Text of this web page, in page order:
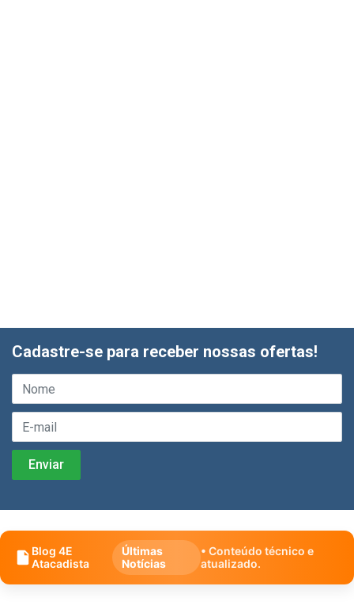
Cadastre-se para receber nossas ofertas!
Blog 4E
Atacadista
Últimas
Notícias
• Conteúdo técnico e
atualizado.